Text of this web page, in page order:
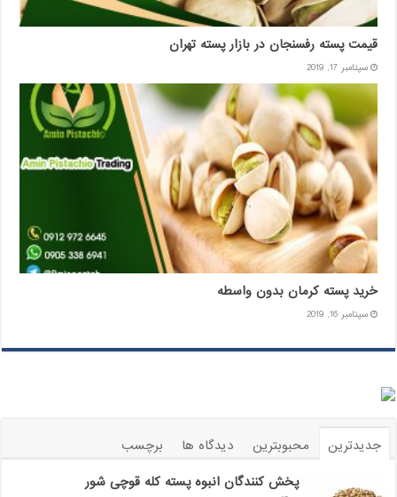
قیمت پسته رفسنجان در بازار پسته تهران
سپتامبر 17, 2019
خرید پسته کرمان بدون واسطه
سپتامبر 16, 2019
جدیدترین محبوبترین دیدگاه ها
برچسب
پخش کنندگان انبوه پسته کله قوچی شور